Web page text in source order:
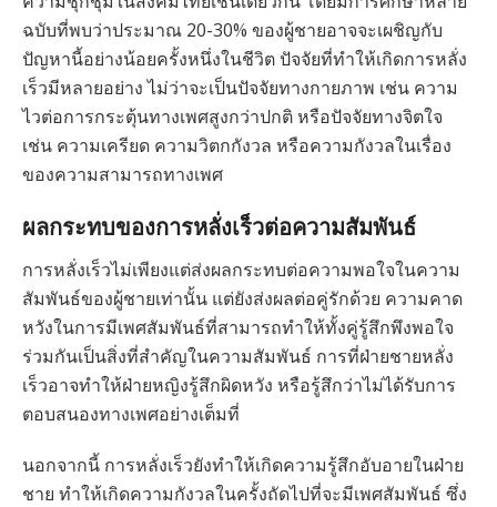
ฉบับที่พบว่าประมาณ 20-30% ของผู้ชายอาจจะเผชิญกับ
ปัญหานี้อย่างน้อยครั้งหนึ่งในชีวิต ปัจจัยที่ทำให้เกิดการหลั่ง
เร็วมีหลายอย่าง ไม่ว่าจะเป็นปัจจัยทางกายภาพ เช่น ความ
ไวต่อการกระตุ้นทางเพศสูงกว่าปกติ หรือปัจจัยทางจิตใจ
เช่น ความเครียด ความวิตกกังวล หรือความกังวลในเรื่อง
ของความสามารถทางเพศ
ผลกระทบของการหลั่งเร็วต่อความสัมพันธ์
การหลั่งเร็วไม่เพียงแต่ส่งผลกระทบต่อความพอใจในความ
สัมพันธ์ของผู้ชายเท่านั้น แต่ยังส่งผลต่อคู่รักด้วย ความคาด
หวังในการมีเพศสัมพันธ์ที่สามารถทำให้ทั้งคู่รู้สึกพึงพอใจ
ร่วมกันเป็นสิ่งที่สำคัญในความสัมพันธ์ การที่ฝ่ายชายหลั่ง
เร็วอาจทำให้ฝ่ายหญิงรู้สึกผิดหวัง หรือรู้สึกว่าไม่ได้รับการ
ตอบสนองทางเพศอย่างเต็มที่
นอกจากนี้ การหลั่งเร็วยังทำให้เกิดความรู้สึกอับอายในฝ่าย
ชาย ทำให้เกิดความกังวลในครั้งถัดไปที่จะมีเพศสัมพันธ์ ซึ่ง